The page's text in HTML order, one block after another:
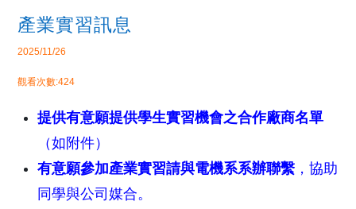
產業實習訊息
2025/11/26
觀看次數:424
提供有意願提供學生實習機會之合作廠商名單
（如附件）
有意願參加產業實習請與電機系系辦聯繫，協助
同學與公司媒合。